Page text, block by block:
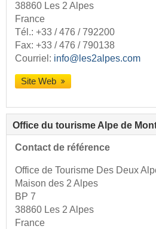
38860 Les 2 Alpes
France
Tél.: +33 / 476 / 792200
Fax: +33 / 476 / 790138
Courriel: info@les2alpes.com
Site Web
Office du tourisme Alpe de
Contact de référence
Office de Tourisme Des Deux
Maison des 2 Alpes
BP 7
38860 Les 2 Alpes
France